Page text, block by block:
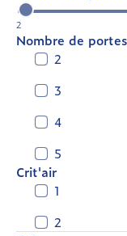
2
Nombre de portes
2
3
4
5
Crit'air
1
2